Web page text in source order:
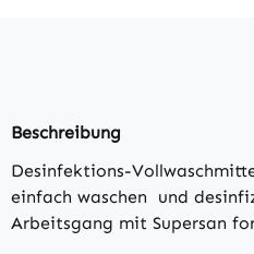
Beschreibung
Desinfektions-
einfach waschen und
Arbeitsgang mit Supersan